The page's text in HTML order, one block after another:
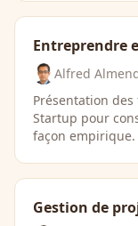
Entreprendre
Alfred
Présentation
Startup pour
façon empirique.
Gestion de